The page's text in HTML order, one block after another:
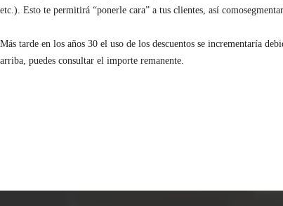
etc.). Esto te permitirá “ponerle cara” a tus clientes, así
Más tarde en los años 30 el uso de los descuentos se incrementaría
arriba, puedes consultar el importe remanente.